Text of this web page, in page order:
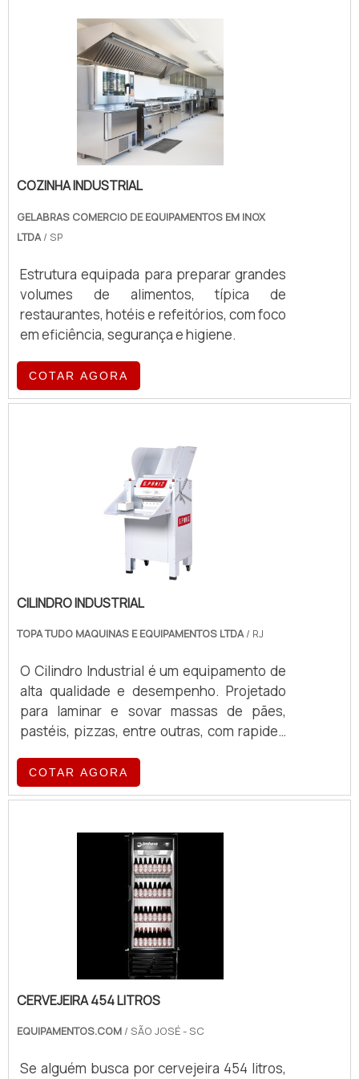
COZINHA INDUSTRIAL
GELABRAS COMERCIO DE EQUIPAMENTOS EM INOX
LTDA/ SP
Estrutura equipada para preparar grandes
volumes de alimentos, típica de
restaurantes, hotéis e refeitórios, com foco
em eficiência, segurança e higiene.
COTAR AGORA
CILINDRO INDUSTRIAL
TOPA TUDO MAQUINAS E EQUIPAMENTOS LTDA/ RJ
O Cilindro Industrial é um equipamento de
alta qualidade e desempenho. Projetado
para laminar e sovar massas de pães,
pastéis, pizzas, entre outras, com rapidez
padarias, confeitarias, restaurantes,
cozinhas industriais e outros
COTAR AGORA
CERVEJEIRA 454 LITROS
EQUIPAMENTOS.COM / SÃO JOSÉ - SC
Se alguém busca por cervejeira 454 litros,